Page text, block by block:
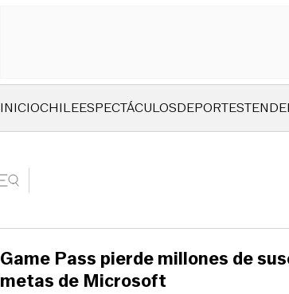
INICIOCHILEESPECTÁCULOSDEPORTES
Game Pass pierde millones de
metas de Microsoft